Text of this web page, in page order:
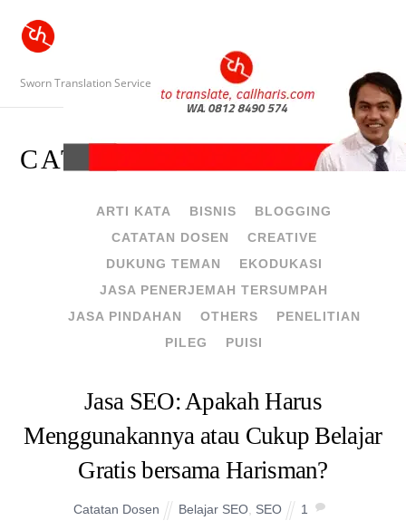
Sworn Translation Service
CATATAN DOSEN
ARTI KATA BISNIS
BLOGGING
CATATAN DOSEN
CREATIVE
DUKUNG TEMAN
EKODUKASI
JASA PENERJEMAH TERSUMPAH
JASA PINDAHAN
OTHERS
PENELITIAN
PILEG
PUISI
Jasa SEO: Apakah Harus
Menggunakannya atau Cukup Belajar
Gratis bersama Harisman?
Catatan Dosen Belajar SEO SEO 1